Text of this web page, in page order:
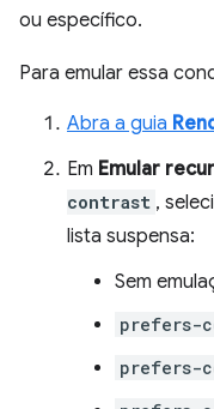
ou específico.
Para emular essa
Abra a guia
Em Emular
contrast ,
lista suspensa:
Sem
prefers-
prefers-